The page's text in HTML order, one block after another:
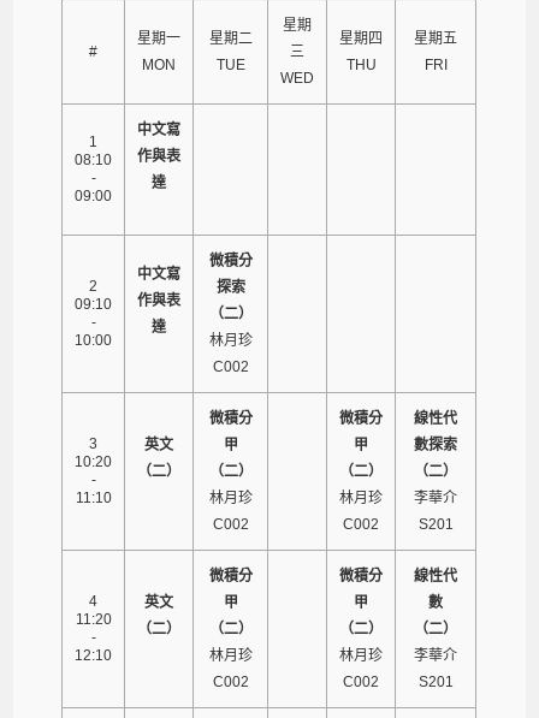
#
星期一
MON
星期二
TUE
星期
三
WED
星期四
THU
星期五
FRI
1
08:10
-
09:00
中文寫
作與表
達
2
09:10
-
10:00
中文寫
作與表
達
微積分
探索
（二）
林月珍
C002
3
10:20
-
11:10
英文
（二）
微積分
甲
（二）
林月珍
C002
微積分
甲
（二）
林月珍
C002
線性代
數探索
（二）
李華介
S201
4
11:20
-
12:10
英文
（二）
微積分
甲
（二）
林月珍
C002
微積分
甲
（二）
林月珍
C002
線性代
數
（二）
李華介
S201